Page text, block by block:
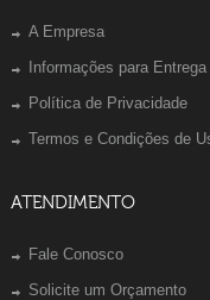
A Empresa
Informações para Entrega
Política de Privacidade
Termos e Condições de
ATENDIMENTO
Fale Conosco
Solicite um Orçamento